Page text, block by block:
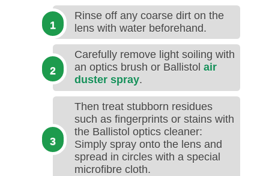
Rinse off any coarse dirt on the
lens with water beforehand.
Carefully remove light soiling with
an optics brush or Ballistol air
duster spray.
Then treat stubborn residues
such as fingerprints or stains with
the Ballistol optics cleaner:
Simply spray onto the lens and
spread in circles with a special
microfibre cloth.